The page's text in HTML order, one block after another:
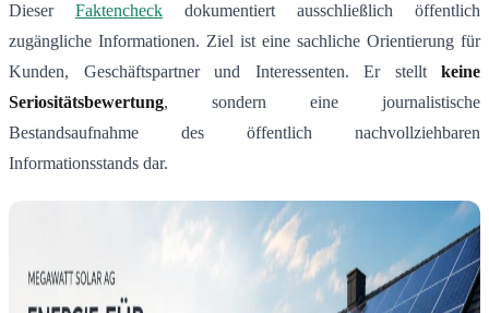
Dieser Faktencheck dokumentiert ausschließlich öffentlich
zugängliche Informationen. Ziel ist eine sachliche Orientierung für
Kunden, Geschäftspartner und Interessenten. Er stellt keine
Seriositätsbewertung, sondern eine journalistische
Bestandsaufnahme des öffentlich nachvollziehbaren
Informationsstands dar.